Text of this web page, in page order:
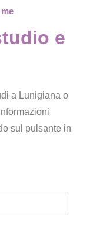
e
a Lunigiana o
sul pulsante in